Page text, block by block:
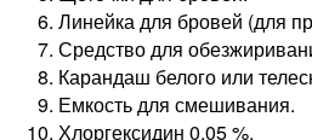
Линейка для бровей (для
Средство для
Карандаш белого или
Емкость для смешивания.
Хлоргексидин 0,05 %.